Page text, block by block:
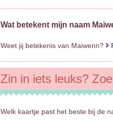
Wat betekent mijn naam
Weet jij betekenis van Maiwenn?
Zin in iets leuks?
Welk kaartje past het beste bij de